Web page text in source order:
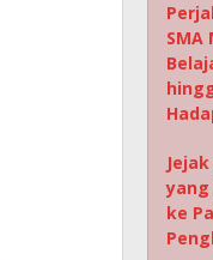
SMA
yang
ke